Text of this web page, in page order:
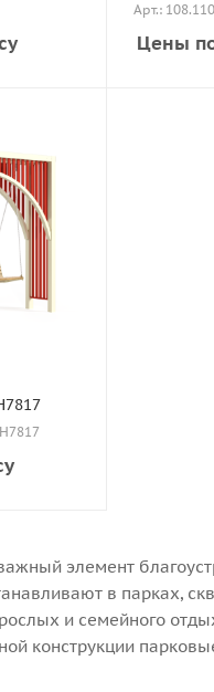
Арт.:
Цены
элемент
в парках,
и семейного
конструкции